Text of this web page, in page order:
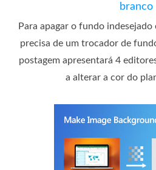
branco
Para apagar o fundo
precisa de um trocador de
postagem apresentará 4
a alterar a cor do